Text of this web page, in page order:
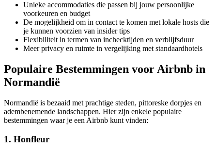
Unieke accommodaties die passen bij jouw persoonlijke
voorkeuren en budget
De mogelijkheid om in contact te komen met lokale hosts die
je kunnen voorzien van insider tips
Flexibiliteit in termen van inchecktijden en verblijfsduur
Meer privacy en ruimte in vergelijking met standaardhotels
Populaire Bestemmingen voor Airbnb in
Normandië
Normandië is bezaaid met prachtige steden, pittoreske dorpjes en
adembenemende landschappen. Hier zijn enkele populaire
bestemmingen waar je een Airbnb kunt vinden:
1. Honfleur